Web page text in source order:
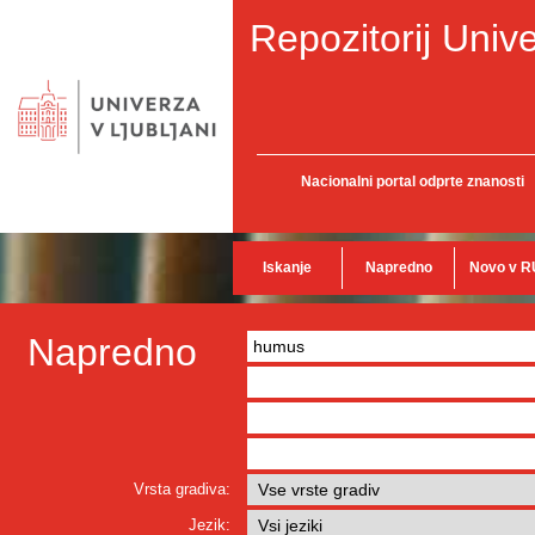
Repozitorij
Nacionalni portal odprte znanosti
Iskanje Napredno Novo v
Napredno
Vrsta gradiva:
Jezik: